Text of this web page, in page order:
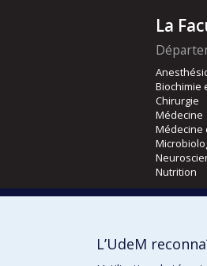
La
Biochimie
Chirurgie
Médecine
Médecine
Nutrition
L’UdeM